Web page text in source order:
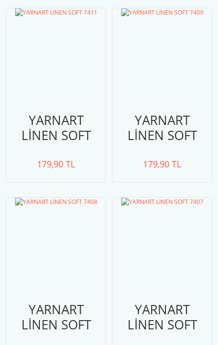
YARNART
LİNEN SOFT
179,90 TL
YARNART
LİNEN SOFT
179,90 TL
YARNART
LİNEN SOFT
YARNART
LİNEN SOFT